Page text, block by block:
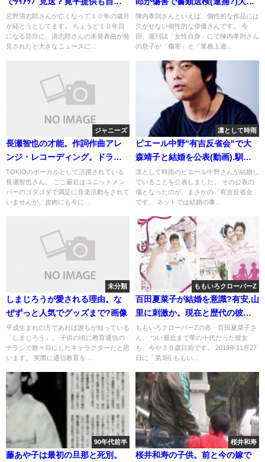
規制
忌野清志郎さんが亡くなって１０年の歳月
が経とうとしてます。 ちょうど１０年目
になる節目に、清志郎さんの未発表曲が発
見されたと大きなニュースに...
と顔画像
陣内孝則さんといえば、個性的な作品には
欠かせない個性的な俳優さんです。 今
回、週刊誌「女性自身」にて陣内孝則さん
の息子が「傷害」と「業務上過...
ジャニーズ
長瀬智也の才能。作詞作曲アレ
ンジ・レコーディング。ドラマ
の演技力
TOKIOのボーカルとして活躍されている
長瀬智也さん。 ここ最近はユニットメン
バーのゴダゴダで満足に音楽活動をされて
いませんが、皮肉にも今に...
凛として時雨
ピエール中野"有吉反省会"で大
森靖子と結婚を公表(動画).馴れ
初めと子供
凛として時雨のピエール中野さんが結婚し
ていることを公表しました。 その公表の
場となったのが、まさかの「有吉反省会」
です。 ネットでは結婚の事...
未分類
しまじろうが愛される理由。な
ぜずっと人気でグッズまで?画像
平成生まれの方であれば誰もが知っている
「しまじろう」。 子供の頃に教育通信の
チラシで散々目にしたキャラクターだと思
います。 実際に通信教育を...
ももいろクローバーZ
百田夏菜子が結婚を意識?有安,山
里に刺激か。現在と歴代の彼氏
疑惑
ももいろクローバーZの赤・百田夏菜子さ
ん。 つい最近まで華の十代だった彼女
も、今や３０歳目前です。 2019年11月27
日に「第3回 ももい...
90年代前半
藤あや子は最初の旦那と死別。
桜井和寿
桜井和寿の子供。前と今の嫁で